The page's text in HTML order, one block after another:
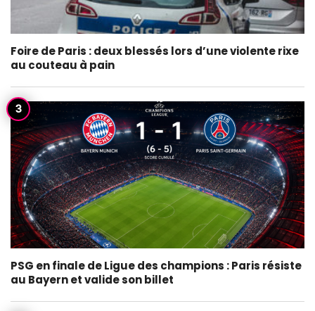
Foire de Paris : deux blessés lors d’une violente rixe
au couteau à pain
PSG en finale de Ligue des champions : Paris résiste
au Bayern et valide son billet